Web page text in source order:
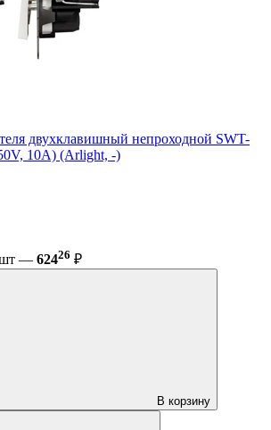
двухклавишный непроходной SWT-
10A) (Arlight, -)
шт — 62426 ₽
В корзину